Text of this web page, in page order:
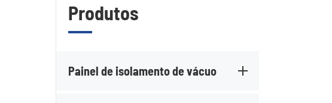
Produtos
Painel de isolamento de vácuo